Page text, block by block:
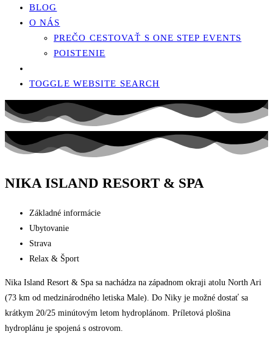
BLOG
O NÁS
PREČO CESTOVAŤ S ONE STEP EVENTS
POISTENIE
TOGGLE WEBSITE SEARCH
NIKA ISLAND RESORT & SPA
Základné informácie
Ubytovanie
Strava
Relax & Šport
Nika Island Resort & Spa sa nachádza na západnom okraji atolu North Ari
(73 km od medzinárodného letiska Male). Do Niky je možné dostať sa
krátkym 20/25 minútovým letom hydroplánom. Príletová plošina
hydroplánu je spojená s ostrovom.